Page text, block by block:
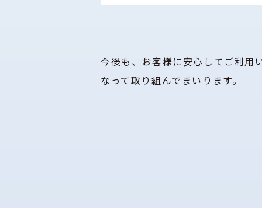
今後も、お客様に安心してご利用
なって取り組んでまいります。